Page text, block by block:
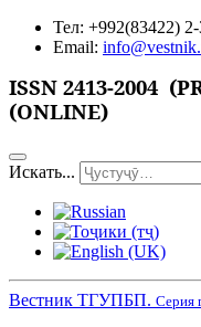
Тел: +992(83422) 2-
Email:
ISSN 2413-2004
(ONLINE)
Искать...
Вестник ТГУПБП. Серия